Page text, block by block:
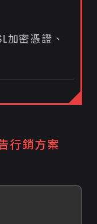
加密憑證、
行銷方案